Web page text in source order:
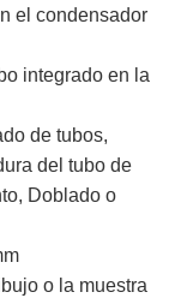
el condensador
integrado en la
de tubos,
del tubo de
Doblado o
o la muestra